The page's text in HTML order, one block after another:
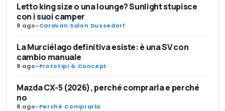
Letto king size o una lounge? Sunlight stupisce
con i suoi camper
8 ago-Caravan Salon Dussedorf
La Murciélago definitiva esiste: è una SV con
cambio manuale
8 ago-Prototipi & Concept
Mazda CX-5 (2026), perché comprarla e perché
no
8 ago-Perché Comprarla